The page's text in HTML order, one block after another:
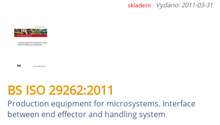
skladem Vydáno: 2011-03-31
BS ISO 29262:2011
Production equipment for microsystems. Interface
between end effector and handling system